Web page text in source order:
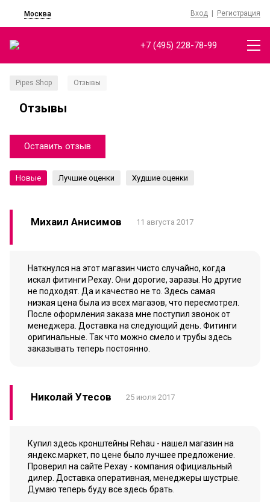
Москва Вход | Регистрация
+7 (495) 228-78-99
Pipes Shop Отзывы
Отзывы
Оставить отзыв
Новые Лучшие оценки Худшие оценки
Михаил Анисимов 11 августа 2017
Наткнулся на этот магазин чисто случайно, когда
искал фитинги Рехау. Они дорогие, заразы. Но другие
не подходят. Да и качество не то. Здесь самая
низкая цена была из всех магазов, что пересмотрел.
После оформления заказа мне поступил звонок от
менеджера. Доставка на следующий день. Фитинги
оригинальные. Так что можно смело и трубы здесь
заказывать теперь постоянно.
Николай Утесов 25 июля 2017
Купил здесь кронштейны Rehau - нашел магазин на
яндекс.маркет, по цене было лучшее предложение.
Проверил на сайте Рехау - компания официальный
дилер. Доставка оперативная, менеджеры шустрые.
Думаю теперь буду все здесь брать.